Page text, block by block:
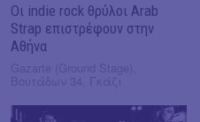
Οι indie rock θρύλοι Arab
Strap επιστρέφουν στην
Αθήνα